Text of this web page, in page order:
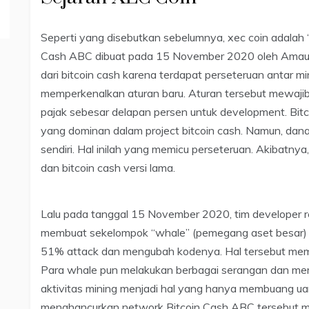
Seperti yang disebutkan sebelumnya, xec coin adalah
Cash ABC dibuat pada 15 November 2020 oleh
dari bitcoin cash karena terdapat perseteruan antar
memperkenalkan aturan baru. Aturan tersebut
pajak sebesar delapan persen untuk development.
yang dominan dalam project bitcoin cash. Namun,
sendiri. Hal inilah yang memicu perseteruan.
dan bitcoin cash versi lama.
Lalu pada tanggal 15 November 2020, tim developer
membuat sekelompok “whale” (pemegang aset
51% attack dan mengubah kodenya. Hal tersebut
Para whale pun melakukan berbagai serangan dan
aktivitas mining menjadi hal yang hanya membuang